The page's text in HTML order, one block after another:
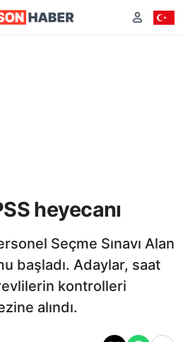
heyecanı
Seçme Sınavı Alan
başladı. Adaylar, saat
kontrolleri
alındı.